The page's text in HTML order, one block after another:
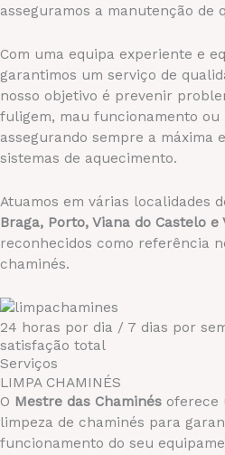
asseguramos a manutenção de
Com uma equipa experiente e
garantimos um serviço de
nosso objetivo é prevenir
fuligem, mau funcionamento ou
assegurando sempre a máxima
sistemas de aquecimento.
Atuamos em várias localidades
Braga, Porto, Viana do Castelo e
reconhecidos como referência
chaminés.
24 horas por dia / 7 dias por
satisfação total
Serviços
LIMPA CHAMINÉS
O Mestre das Chaminés oferece
limpeza de chaminés para
funcionamento do seu